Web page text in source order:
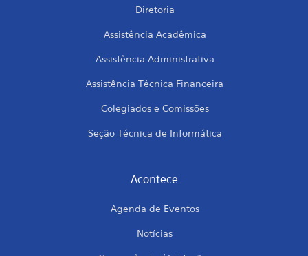
Diretoria
Assistência Acadêmica
Assistência Administrativa
Assistência Técnica Financeira
Colegiados e Comissões
Seção Técnica de Informática
Acontece
Agenda de Eventos
Notícias